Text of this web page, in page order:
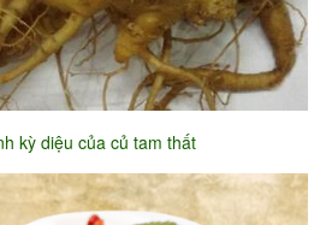
kỳ diệu của củ tam thất